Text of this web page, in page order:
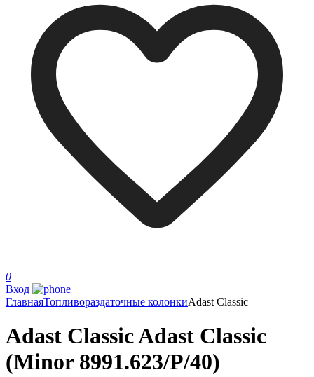
0
Вход
ГлавнаяТопливораздаточные колонкиAdast Classic
Adast Classic Adast Classic
(Minor 8991.623/P/40)